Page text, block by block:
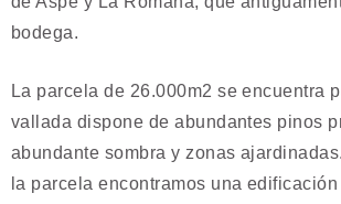
bodega.
La parcela de 26.000m2 se encuentra
vallada dispone de abundantes pinos
abundante sombra y zonas
la parcela encontramos una